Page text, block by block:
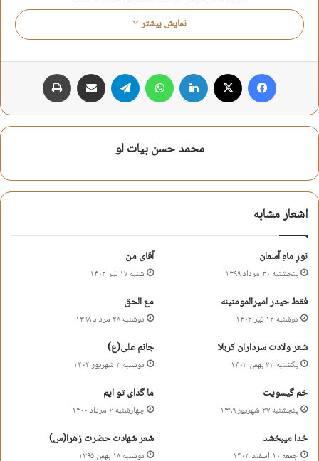
زبانم تند می‌راند که می‌گیرم عنانش را
چگونه شکر باید کرد لطف بیکرانش را
ضریحش که‌ به‌جای‌خود دلم‌ آنقدرها تنگ‌ است
کسیکه یاعلی‌گفته‌ است میبوسم دهانش را
زمان‌ خطبه‌‌خوانی‌ اوسخنران‌ نه‌ سخندانست
که منبر می‌برد حظ شیوه‌ی فنّ بیانش را
که اینگونه کند مدح امیر مومنانش را
قسیم نار والجنه-علی-تنها علی بوده‌است
به‌قدر نان جو از ملک این دنیا نمیخواهد
نخواهد بست زنجیری به دنیا؛ بازوانش‌را
خدا آغاز خلقت یاعلی گفته‌است پس حتماً
به پایان می‌برد با “یاعلی” کار جهانش را
نمایش بیشتر
فیس بوک لینکدین تلگرام اشتراک گذاری از طریق ایمیل
محمد حسن بیات لو
اشعار مشابه
نورِ ماهِ آسمان
پنجشنبه ۳۰ مرداد ۱۳۹۹
آقای من
شنبه ۱۷ تیر ۱۴۰۲
فقط حیدر امیرالمومنینه
دوشنبه ۱۲ تیر ۱۴۰۲
مع الحق
دوشنبه ۲۸ مرداد ۱۳۹۸
شعر ولادت سرداران کربلا
یکشنبه ۲۲ بهمن ۱۴۰۲
جانم علی(ع)
دوشنبه ۳ شهریور ۱۴۰۴
خم گیسویت
پنجشنبه ۲۷ شهریور ۱۳۹۹
ما گدای تو ایم
چهارشنبه ۶ مرداد ۱۴۰۰
خدا میبخشد
جمعه ۱۰ اسفند ۱۴۰۳
شعر شهادت حضرت زهرا(س)
دوشنبه ۱۸ بهمن ۱۳۹۵